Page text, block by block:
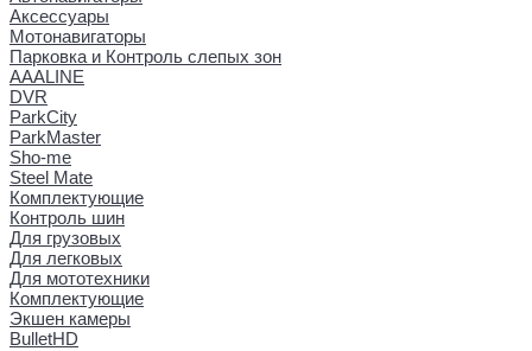
Аксессуары
Мотонавигаторы
Парковка и Контроль слепых зон
AAALINE
DVR
ParkCity
ParkMaster
Sho-me
Steel Mate
Комплектующие
Контроль шин
Для грузовых
Для легковых
Для мототехники
Комплектующие
Экшен камеры
BulletHD